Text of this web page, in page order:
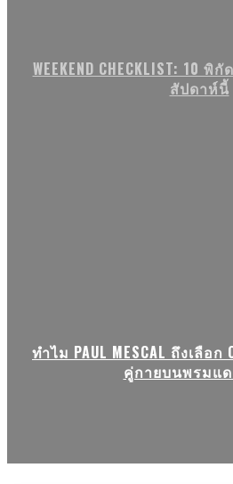
WEEKEND CHECKLIST: 10
สัปดาห์นี้
ทำไม PAUL MESCAL ถึงเลือก
คู่กายบนพรมแด